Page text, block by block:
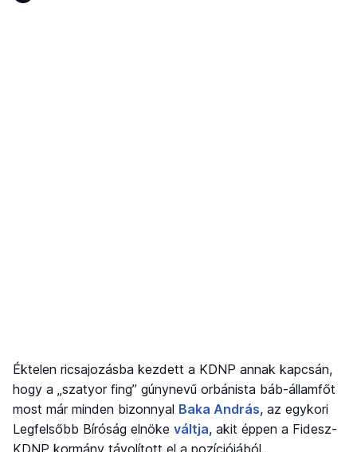
Éktelen ricsajozásba kezdett a KDNP annak kapcsán,
hogy a „szatyor fing” gúnynevű orbánista báb-államfőt
most már minden bizonnyal Baka András, az egykori
Legfelsőbb Bíróság elnöke váltja, akit éppen a Fidesz-